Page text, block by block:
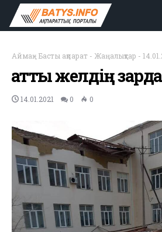
Аймақ- Басты ақпарат - Жаңалықтар -
Қатты желдің
14.01.2021 0 0